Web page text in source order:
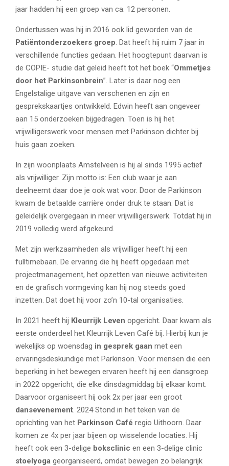
jaar hadden hij een groep van ca. 12 personen.
Ondertussen was hij in 2016 ook lid geworden van de
Patiëntonderzoekers groep . Dat heeft hij ruim 7 jaar in
verschillende functies gedaan. Het hoogtepunt daarvan is
de COPIE- studie dat geleid heeft tot het boek “Ommetjes
door het Parkinsonbrein”. Later is daar nog een
Engelstalige uitgave van verschenen en zijn en
gesprekskaartjes ontwikkeld. Edwin heeft aan ongeveer
aan 15 onderzoeken bijgedragen. Toen is hij het
vrijwilligerswerk voor mensen met Parkinson dichter bij
huis gaan zoeken.
In zijn woonplaats Amstelveen is hij al sinds 1995 actief
als vrijwilliger. Zijn motto is: Een club waar je aan
deelneemt daar doe je ook wat voor. Door de Parkinson
kwam de betaalde carrière onder druk te staan. Dat is
geleidelijk overgegaan in meer vrijwilligerswerk. Totdat hij in
2019 volledig werd afgekeurd.
Met zijn werkzaamheden als vrijwilliger heeft hij een
fulltimebaan. De ervaring die hij heeft opgedaan met
projectmanagement, het opzetten van nieuwe activiteiten
en de grafisch vormgeving kan hij nog steeds goed
inzetten. Dat doet hij voor zo’n 10-tal organisaties.
In 2021 heeft hij Kleurrijk Leven opgericht. Daar kwam als
eerste onderdeel het Kleurrijk Leven Café bij. Hierbij kun je
wekelijks op woensdag in gesprek gaan met een
ervaringsdeskundige met Parkinson. Voor mensen die een
beperking in het bewegen ervaren heeft hij een dansgroep
in 2022 opgericht, die elke dinsdagmiddag bij elkaar komt.
Daarvoor organiseert hij ook 2x per jaar een groot
dansevenement . 2024 Stond in het teken van de
oprichting van het Parkinson Café regio Uithoorn. Daar
komen ze 4x per jaar bijeen op wisselende locaties. Hij
heeft ook een 3-delige boksclinic en een 3-delige clinic
stoelyoga georganiseerd, omdat bewegen zo belangrijk